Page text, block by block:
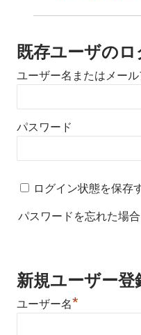
既存ユーザのロ
ユーザー名またはメール
パスワード
ログイン状態を保存
パスワードを忘れた場合
新規ユーザー登
ユーザー名*